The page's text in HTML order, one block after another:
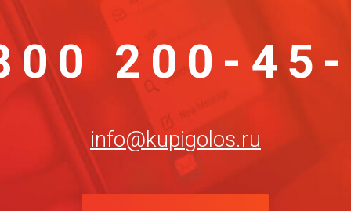
200-
info@kupigolos.ru